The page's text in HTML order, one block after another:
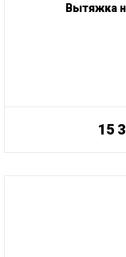
Вытяжка
15